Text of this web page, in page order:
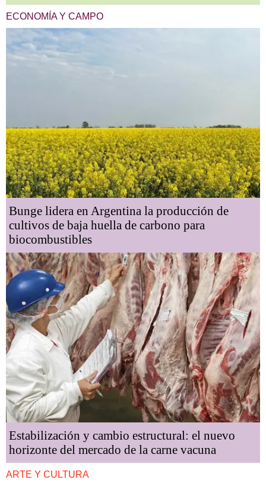
ECONOMÍA Y CAMPO
Bunge lidera en Argentina la producción de
cultivos de baja huella de carbono para
biocombustibles
Estabilización y cambio estructural: el nuevo
horizonte del mercado de la carne vacuna
ARTE Y CULTURA